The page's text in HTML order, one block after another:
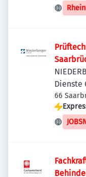
Dienste
66